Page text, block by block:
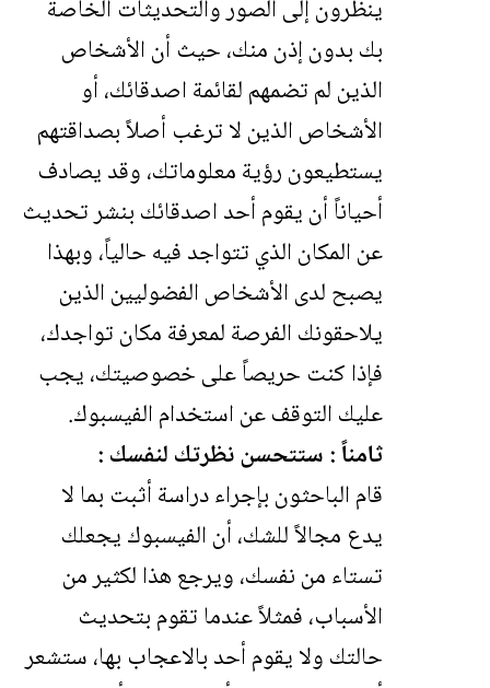
ينظرون إلى الصور والتحديثات الخاصة
بك بدون إذن منك، حيث أن الأشخاص
الذين لم تضمهم لقائمة اصدقائك، أو
الأشخاص الذين لا ترغب أصلاً بصداقتهم
يستطيعون رؤية معلوماتك، وقد يصادف
أحياناً أن يقوم أحد اصدقائك بنشر تحديث
عن المكان الذي تتواجد فيه حالياً، وبهذا
يصبح لدى الأشخاص الفضوليين الذين
يلاحقونك الفرصة لمعرفة مكان تواجدك،
فإذا كنت حريصاً على خصوصيتك، يجب
عليك التوقف عن استخدام الفيسبوك.
ثامناً : ستتحسن نظرتك لنفسك :
قام الباحثون بإجراء دراسة أثبت بما لا
يدع مجالاً للشك، أن الفيسبوك يجعلك
تستاء من نفسك، ويرجع هذا لكثير من
الأسباب، فمثلاً عندما تقوم بتحديث
حالتك ولا يقوم أحد بالاعجاب بها، ستشعر